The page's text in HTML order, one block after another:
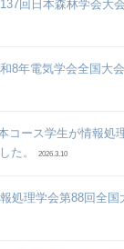
回日本森林学会大
8年電気学会全国大
コース学生が情報処
た。
2026.3.10
処理学会第88回全国